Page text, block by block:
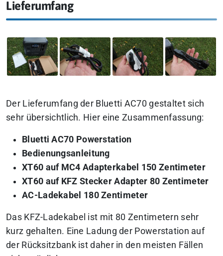
Lieferumfang
Der Lieferumfang der Bluetti AC70 gestaltet sich
sehr übersichtlich. Hier eine Zusammenfassung:
Bluetti AC70 Powerstation
Bedienungsanleitung
XT60 auf MC4 Adapterkabel 150 Zentimeter
XT60 auf KFZ Stecker Adapter 80 Zentimeter
AC-Ladekabel 180 Zentimeter
Das KFZ-Ladekabel ist mit 80 Zentimetern sehr
kurz gehalten. Eine Ladung der Powerstation auf
der Rücksitzbank ist daher in den meisten Fällen